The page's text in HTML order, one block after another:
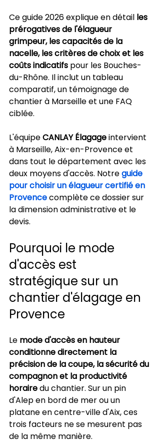
Ce guide 2026 explique en détail les
prérogatives de l'élagueur
grimpeur, les capacités de la
nacelle, les critères de choix et les
coûts indicatifs pour les Bouches-
du-Rhône. Il inclut un tableau
comparatif, un témoignage de
chantier à Marseille et une FAQ
ciblée.
L'équipe CANLAY Élagage intervient
à Marseille, Aix-en-Provence et
dans tout le département avec les
deux moyens d'accès. Notre guide
pour choisir un élagueur certifié en
Provence complète ce dossier sur
la dimension administrative et le
devis.
Pourquoi le mode
d'accès est
stratégique sur un
chantier d'élagage en
Provence
Le mode d'accès en hauteur
conditionne directement la
précision de la coupe, la sécurité du
compagnon et la productivité
horaire du chantier. Sur un pin
d'Alep en bord de mer ou un
platane en centre-ville d'Aix, ces
trois facteurs ne se mesurent pas
de la même manière.